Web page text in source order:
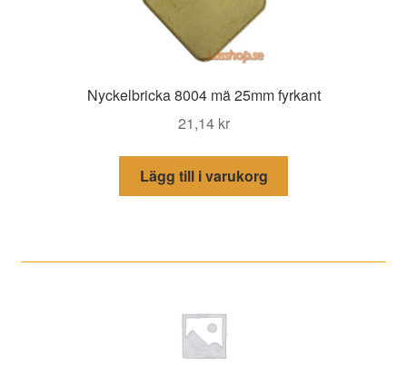
Nyckelbricka 8004 mä 25mm fyrkant
21,14 kr
Lägg till i varukorg